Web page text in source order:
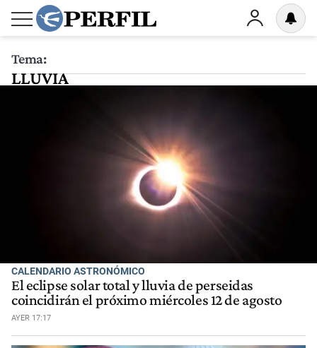
Tema:
LLUVIA
CALENDARIO ASTRONÓMICO
El eclipse solar total y lluvia de perseidas
coincidirán el próximo miércoles 12 de agosto
AYER 17:17